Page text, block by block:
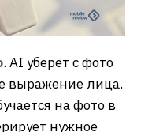
. AI уберёт с фото
выражение лица.
на фото в
нужное